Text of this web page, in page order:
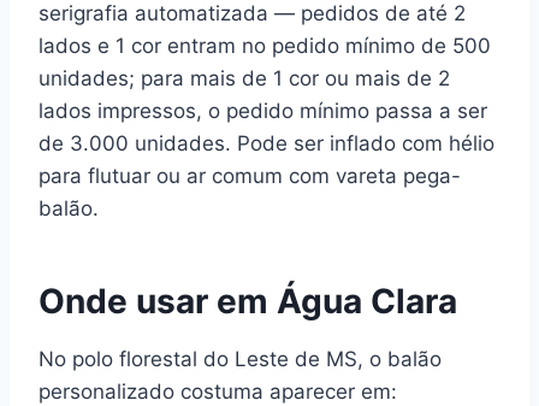
serigrafia automatizada — pedidos de até 2
lados e 1 cor entram no pedido mínimo de 500
unidades; para mais de 1 cor ou mais de 2
lados impressos, o pedido mínimo passa a ser
de 3.000 unidades. Pode ser inflado com hélio
para flutuar ou ar comum com vareta pega-
balão.
Onde usar em Água Clara
No polo florestal do Leste de MS, o balão
personalizado costuma aparecer em: